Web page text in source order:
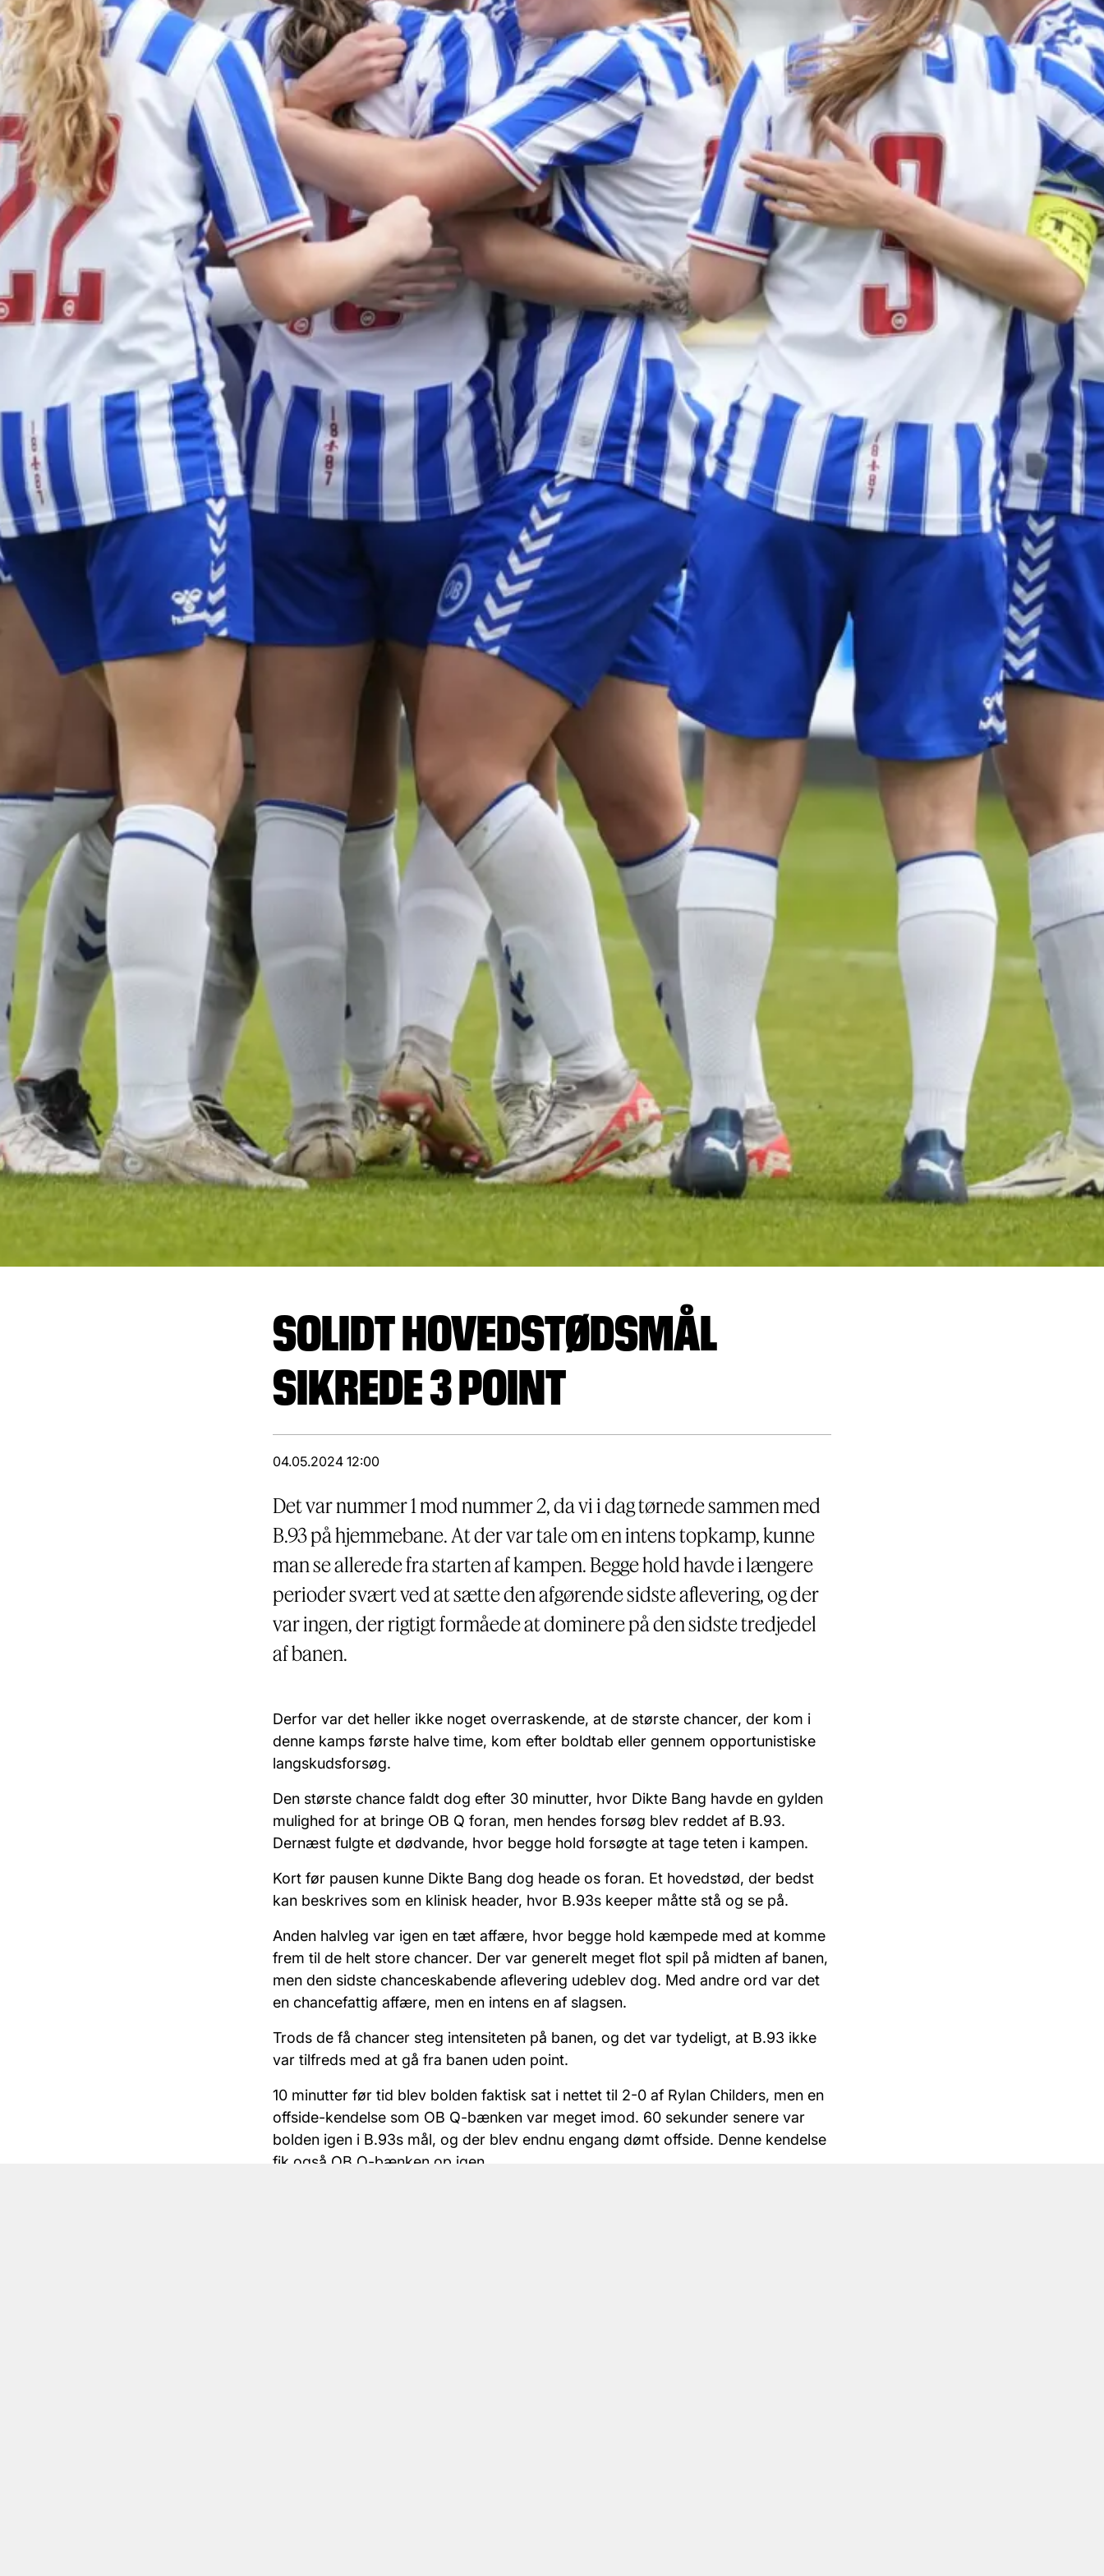
SOLIDT HOVEDSTØDSMÅL
SIKREDE 3 POINT
04.05.2024 12:00
Det var nummer 1 mod nummer 2, da vi i dag tørnede sammen med
B.93 på hjemmebane. At der var tale om en intens topkamp, kunne
man se allerede fra starten af kampen. Begge hold havde i længere
perioder svært ved at sætte den afgørende sidste aflevering, og der
var ingen, der rigtigt formåede at dominere på den sidste tredjedel
af banen.
Derfor var det heller ikke noget overraskende, at de største chancer, der kom i
denne kamps første halve time, kom efter boldtab eller gennem opportunistiske
langskudsforsøg.
Den største chance faldt dog efter 30 minutter, hvor Dikte Bang havde en gylden
mulighed for at bringe OB Q foran, men hendes forsøg blev reddet af B.93.
Dernæst fulgte et dødvande, hvor begge hold forsøgte at tage teten i kampen.
Kort før pausen kunne Dikte Bang dog heade os foran. Et hovedstød, der bedst
kan beskrives som en klinisk header, hvor B.93s keeper måtte stå og se på.
Anden halvleg var igen en tæt affære, hvor begge hold kæmpede med at komme
frem til de helt store chancer. Der var generelt meget flot spil på midten af banen,
men den sidste chanceskabende aflevering udeblev dog. Med andre ord var det
en chancefattig affære, men en intens en af slagsen.
Trods de få chancer steg intensiteten på banen, og det var tydeligt, at B.93 ikke
var tilfreds med at gå fra banen uden point.
10 minutter før tid blev bolden faktisk sat i nettet til 2-0 af Rylan Childers, men en
offside-kendelse som OB Q-bænken var meget imod. 60 sekunder senere var
bolden igen i B.93s mål, og der blev endnu engang dømt offside. Denne kendelse
fik også OB Q-bænken op igen.